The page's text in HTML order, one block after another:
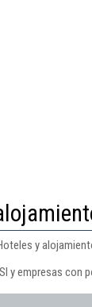
y
y empresas con